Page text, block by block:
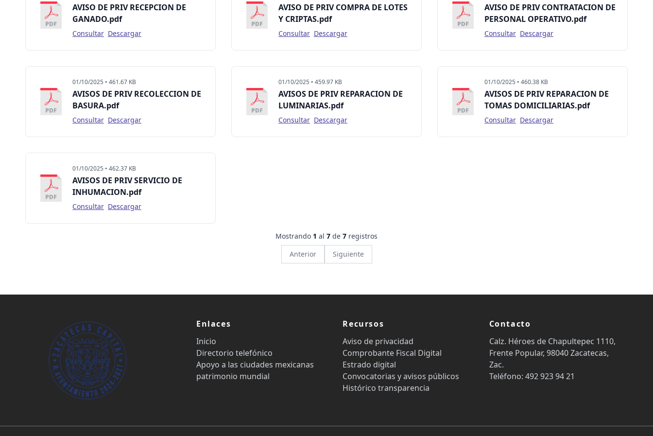
AVISO DE PRIV RECEPCION DE
GANADO.pdf
Consultar Descargar
AVISO DE PRIV COMPRA DE LOTES
Y CRIPTAS.pdf
Consultar Descargar
AVISO DE PRIV CONTRATACION DE
PERSONAL OPERATIVO.pdf
Consultar Descargar
01/10/2025 • 461.67 KB
AVISOS DE PRIV RECOLECCION DE
BASURA.pdf
Consultar Descargar
01/10/2025 • 459.97 KB
AVISOS DE PRIV REPARACION DE
LUMINARIAS.pdf
Consultar Descargar
01/10/2025 • 460.38 KB
AVISOS DE PRIV REPARACION DE
TOMAS DOMICILIARIAS.pdf
Consultar Descargar
01/10/2025 • 462.37 KB
AVISOS DE PRIV SERVICIO DE
INHUMACION.pdf
Consultar Descargar
Mostrando 1 al 7 de 7 registros
Anterior
Siguiente
Enlaces
Inicio
Directorio telefónico
Apoyo a las ciudades mexicanas
patrimonio mundial
Recursos
Aviso de privacidad
Comprobante Fiscal Digital
Estrado digital
Convocatorias y avisos públicos
Histórico transparencia
Contacto
Calz. Héroes de Chapultepec 1110,
Frente Popular, 98040 Zacatecas,
Zac.
Teléfono: 492 923 94 21